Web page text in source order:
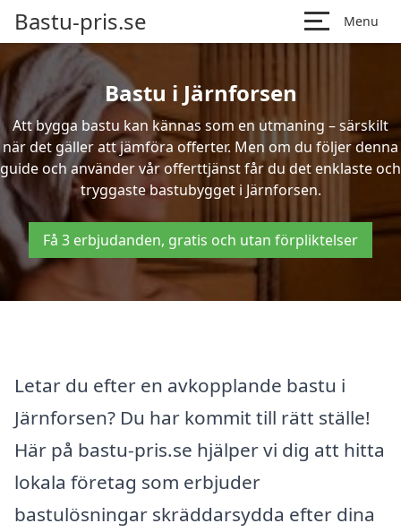
Bastu-pris.se Menu
Bastu i Järnforsen
Att bygga bastu kan kännas som en utmaning – särskilt
när det gäller att jämföra offerter. Men om du följer denna
guide och använder vår offerttjänst får du det enklaste och
tryggaste bastubygget i Järnforsen.
Få 3 erbjudanden, gratis och utan förpliktelser
Letar du efter en avkopplande bastu i
Järnforsen? Du har kommit till rätt ställe!
Här på bastu-pris.se hjälper vi dig att hitta
lokala företag som erbjuder
bastulösningar skräddarsydda efter dina